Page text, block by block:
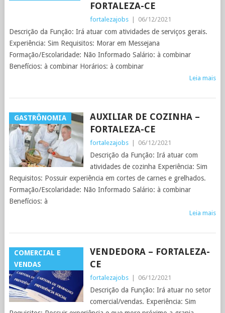
FORTALEZA-CE
fortalezajobs 06/12/2021
Descrição da Função: Irá atuar com atividades de serviços gerais.
Experiência: Sim Requisitos: Morar em Messejana
Formação/Escolaridade: Não Informado Salário: à combinar
Benefícios: à combinar Horários: à combinar
Leia mais
GASTRÔNOMIA
AUXILIAR DE COZINHA –
FORTALEZA-CE
fortalezajobs 06/12/2021
Descrição da Função: Irá atuar com
atividades de cozinha Experiência: Sim
Requisitos: Possuir experiência em cortes de carnes e grelhados.
Formação/Escolaridade: Não Informado Salário: à combinar
Benefícios: à
Leia mais
COMERCIAL E
VENDAS
VENDEDORA – FORTALEZA-
CE
fortalezajobs 06/12/2021
Descrição da Função: Irá atuar no setor
comercial/vendas. Experiência: Sim